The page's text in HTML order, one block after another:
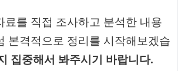
료를 직접 조사하고 분석한 내용
본격적으로 정리를 시작해보겠습
집중해서 봐주시기 바랍니다.